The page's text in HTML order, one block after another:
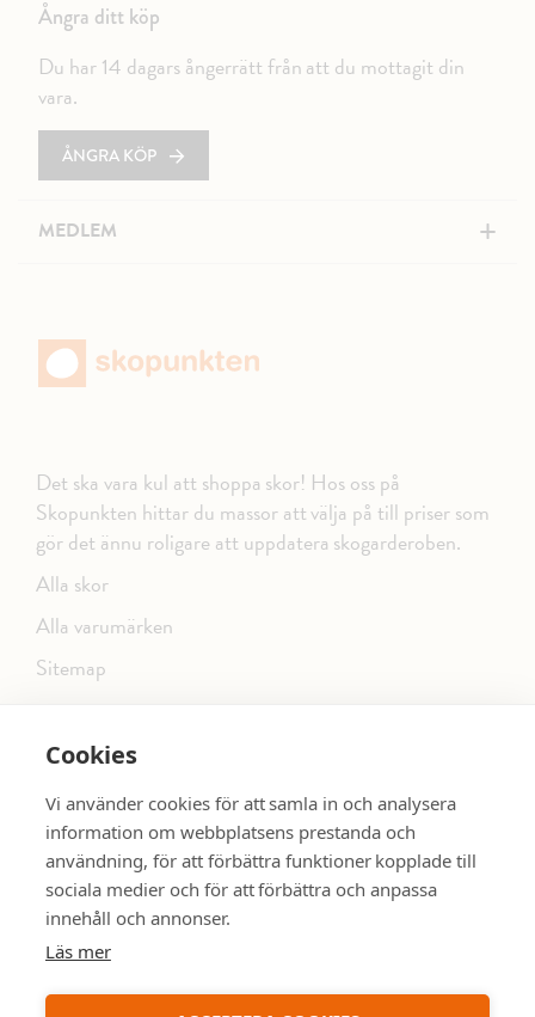
Cookies
Vi använder cookies för att samla in och analysera
information om webbplatsens prestanda och
användning, för att förbättra funktioner kopplade till
sociala medier och för att förbättra och anpassa
innehåll och annonser.
Läs mer
Ångra ditt köp
Du har 14 dagars ångerrätt från att du mottagit din
vara.
ÅNGRA KÖP
MEDLEM +
Det ska vara kul att shoppa skor! Hos oss på
Skopunkten hittar du massor att välja på till priser som
gör det ännu roligare att uppdatera skogarderoben.
Alla skor
Alla varumärken
Sitemap
FÖLJ OSS PÅ SOCIALA MEDIER
SE MER SKOR: dinsko.se